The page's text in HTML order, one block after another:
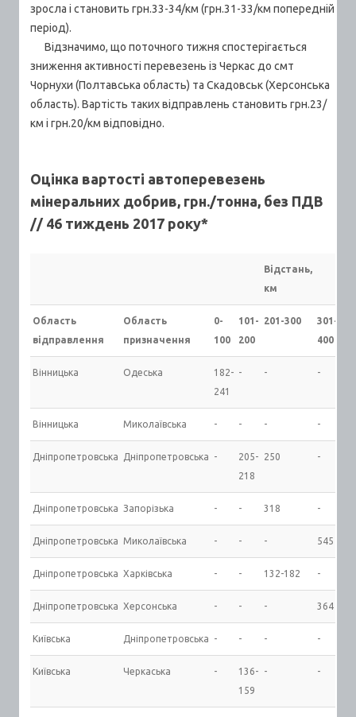
зросла і становить грн.33-34/км (грн.31-33/км попередній
період).
Відзначимо, що поточного тижня спостерігається
зниження активності перевезень із Черкас до смт
Чорнухи (Полтавська область) та Скадовськ (Херсонська
область). Вартість таких відправлень становить грн.23/
км і грн.20/км відповідно.
Оцінка вартості автоперевезень
мінеральних добрив, грн./тонна, без ПДВ
// 46 тиждень 2017 року*
Відстань,
км
Область
відправлення
Область
призначення
0-
100
101-
200
201-300
301-
400
Вінницька Одеська
182-
241
- - -
Вінницька Миколаївська - - - -
Дніпропетровська Дніпропетровська -
205-
218
250 -
Дніпропетровська Запорізька - - 318 -
Дніпропетровська Миколаївська - - - 545
Дніпропетровська Харківська - - 132-182 -
Дніпропетровська Херсонська - - - 364
Київська Дніпропетровська - - - -
Київська Черкаська -
136-
159
- -